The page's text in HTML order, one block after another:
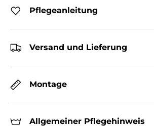
Pflegeanleitung
Versand und Lieferung
Montage
Allgemeiner Pflegehinweis